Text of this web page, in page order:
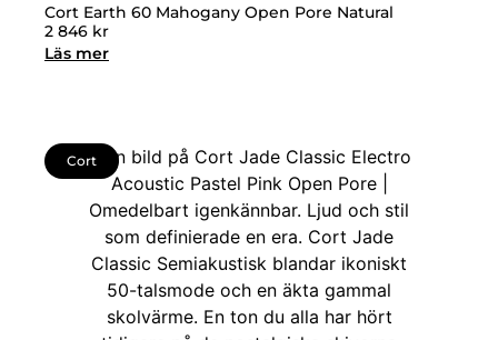
Cort Earth 60 Mahogany Open Pore Natural
2 846 kr
Läs mer
Cort